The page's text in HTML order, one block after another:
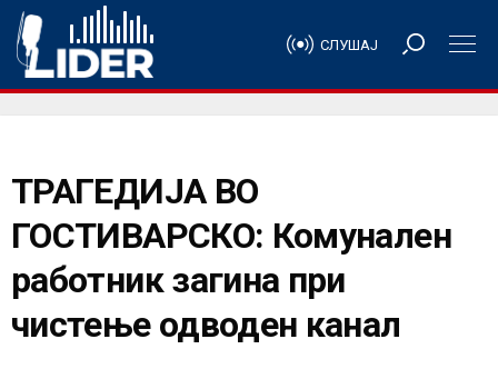
СЛУШАЈ
ТРАГЕДИЈА ВО
ГОСТИВАРСКО: Комунален
работник загина при
чистење одводен канал